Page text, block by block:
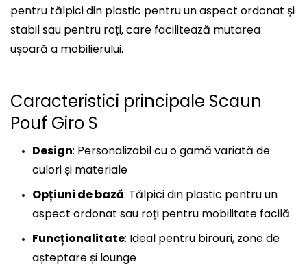
pentru tălpici din plastic pentru un aspect ordonat și
stabil sau pentru roți, care facilitează mutarea
ușoară a mobilierului.
Caracteristici principale Scaun
Pouf Giro S
Design: Personalizabil cu o gamă variată de
culori și materiale
Opțiuni de bază: Tălpici din plastic pentru un
aspect ordonat sau roți pentru mobilitate facilă
Funcționalitate: Ideal pentru birouri, zone de
așteptare și lounge